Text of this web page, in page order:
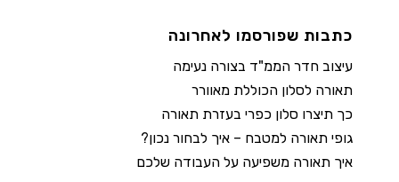
כתבות שפורסמו לאחרונה
עיצוב חדר הממ"ד בצורה נעימה
תאורה לסלון הכוללת מאוורר
כך תיצרו סלון כפרי בעזרת תאורה
גופי תאורה למטבח – איך לבחור נכון?
איך תאורה משפיעה על העבודה שלכם